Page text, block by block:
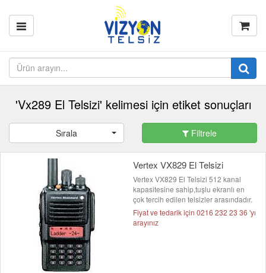
'Vx289 El Telsizi' kelimesi için etiket sonuçları
Sırala Filtrele
Vertex VX829 El Telsizi
Vertex VX829 El Telsizi 512 kanal
kapasitesine sahip,tuşlu ekranlı en
çok tercih edilen telsizler arasındadır.
Fiyat ve tedarik için 0216 232 23 36 'yı
arayınız